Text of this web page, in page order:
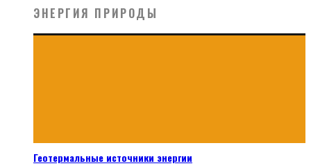
ЭНЕРГИЯ ПРИРОДЫ
Геотермальные источники энергии